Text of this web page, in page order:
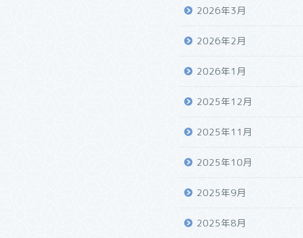
2026年3月
2026年2月
2026年1月
2025年12月
2025年11月
2025年10月
2025年9月
2025年8月